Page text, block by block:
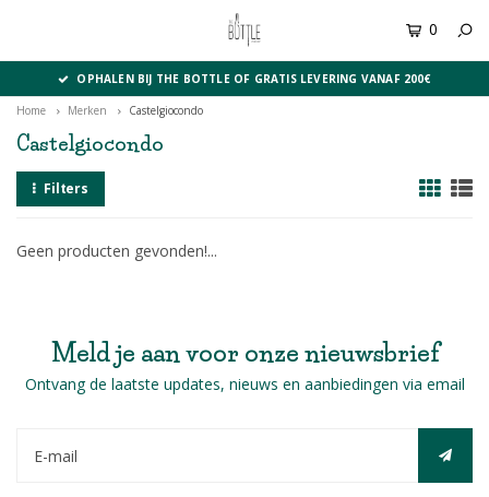
0
OPHALEN BIJ THE BOTTLE OF GRATIS LEVERING VANAF 200€
Home Merken Castelgiocondo
Castelgiocondo
Filters
Geen producten gevonden!...
Meld je aan voor onze nieuwsbrief
Ontvang de laatste updates, nieuws en aanbiedingen via email